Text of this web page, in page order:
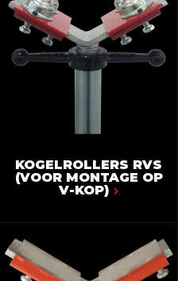
KOGELROLLERS RVS
(VOOR MONTAGE OP
V-KOP)